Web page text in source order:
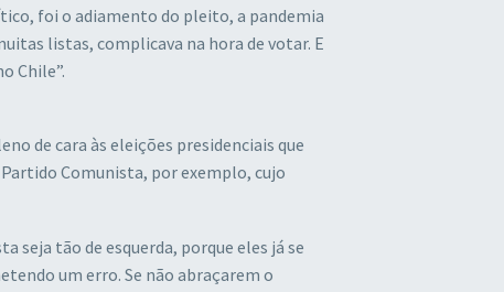
foi o adiamento do pleito, a pandemia
listas, complicava na hora de votar. E
Chile”.
de cara às eleições presidenciais que
Comunista, por exemplo, cujo
seja tão de esquerda, porque eles já se
um erro. Se não abraçarem o